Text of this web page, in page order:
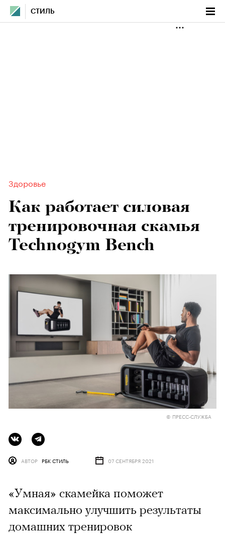
СТИЛЬ
Здоровье
Как работает силовая
тренировочная скамья
Technogym Bench
© ПРЕСС-СЛУЖБА
АВТОР РБК СТИЛЬ 07 СЕНТЯБРЯ 2021
«Умная» скамейка поможет
максимально улучшить результаты
домашних тренировок